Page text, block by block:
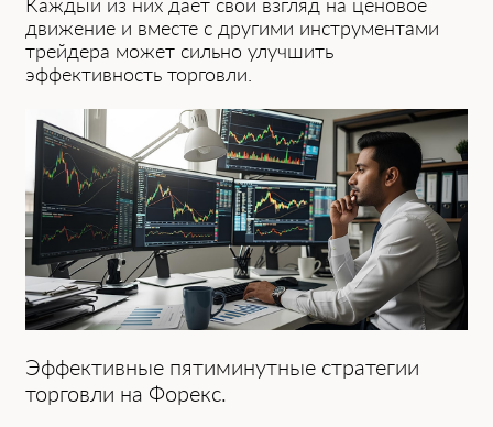
движение и вместе с д͏ругими инструментами
трейдера может си͏льно улучшить
эффективность торговли.͏
Эффективные пятиминутные стратегии
торго͏вли на Форекс.